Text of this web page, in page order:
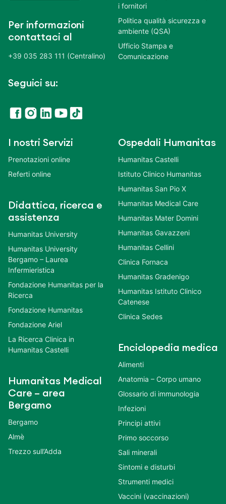
Per informazioni
contattaci al
+39 035 283 111 (Centralino)
Seguici su:
i fornitori
Politica qualità sicurezza e
ambiente (QSA)
Ufficio Stampa e
Comunicazione
I nostri Servizi
Prenotazioni online
Referti online
Didattica, ricerca e
assistenza
Humanitas University
Humanitas University
Bergamo – Laurea
Infermieristica
Fondazione Humanitas per la
Ricerca
Fondazione Humanitas
Fondazione Ariel
La Ricerca Clinica in
Humanitas Castelli
Humanitas Medical
Care – area
Bergamo
Bergamo
Almè
Trezzo sull’Adda
Ospedali Humanitas
Humanitas Castelli
Istituto Clinico Humanitas
Humanitas San Pio X
Humanitas Medical Care
Humanitas Mater Domini
Humanitas Gavazzeni
Humanitas Cellini
Clinica Fornaca
Humanitas Gradenigo
Humanitas Istituto Clinico
Catenese
Clinica Sedes
Enciclopedia medica
Alimenti
Anatomia – Corpo umano
Glossario di immunologia
Infezioni
Principi attivi
Primo soccorso
Sali minerali
Sintomi e disturbi
Strumenti medici
Vaccini (vaccinazioni)